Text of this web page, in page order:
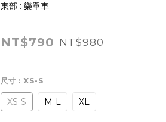
東部 : 樂單車
NT$790 NT$980
尺寸 : XS-S
XS-S M-L XL